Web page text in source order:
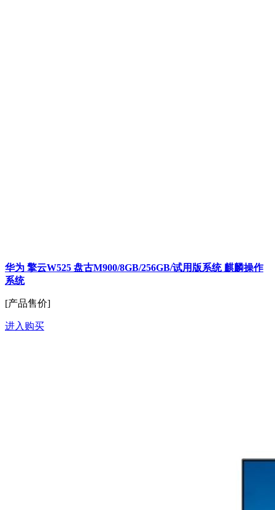
华为 擎云W525 盘古M900/8GB/256GB/试用版系统 麒麟操作
系统
[产品售价]
进入购买